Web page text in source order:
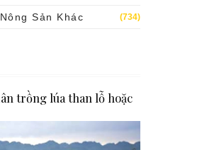
Sản Khác (734)
trồng lúa than lỗ hoặc